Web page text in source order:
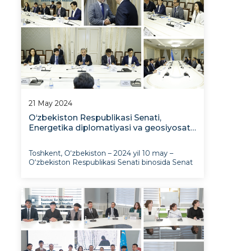
21 May 2024
O‘zbekiston Respublikasi Senati,
Energetika diplomatiyasi va geosiyosat
Toshkent, O‘zbekiston – 2024 yil 10 may –
O‘zbekiston Respublikasi Senati binosida Senat
mintaqaviy rahbariyati o‘rtasida uchrashuv bo‘lib
o‘tdi